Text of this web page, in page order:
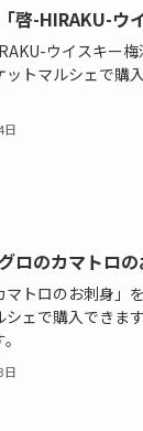
啓-HIRAKU-ウ
ウイスキー
トマルシェで購
日
ロのカマトロの
トロのお刺身」
ェで購入できま
日